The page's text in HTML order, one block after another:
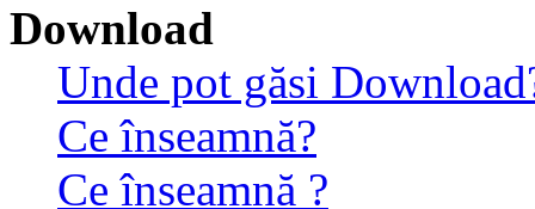
Download
Unde pot găsi
Ce înseamnă?
Ce înseamnă ?